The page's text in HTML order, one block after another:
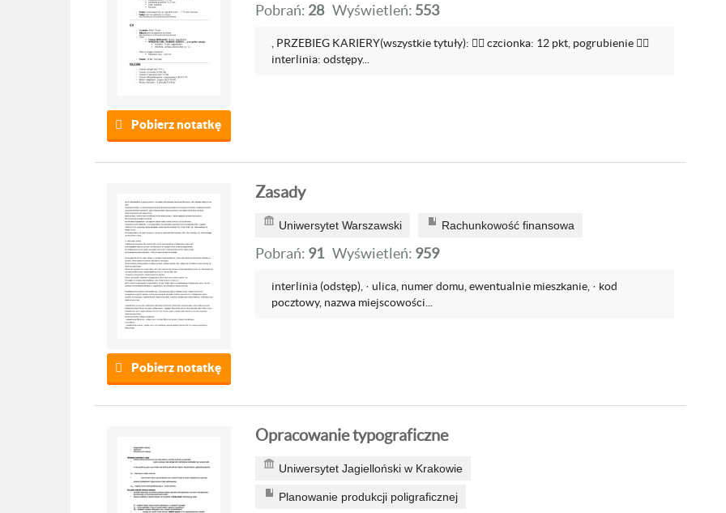
Pobierz notatkę
Pobrań: 28 Wyświetleń: 553
, PRZEBIEG KARIERY(wszystkie tytuły):  czcionka: 12 pkt, pogrubienie 
interlinia: odstępy...
Pobierz notatkę
Zasady
Uniwersytet Warszawski Rachunkowość finansowa
Pobrań: 91 Wyświetleń: 959
interlinia (odstęp), · ulica, numer domu, ewentualnie mieszkanie, · kod
pocztowy, nazwa miejscowości...
Opracowanie typograficzne
Uniwersytet Jagielloński w Krakowie
Planowanie produkcji poligraficznej